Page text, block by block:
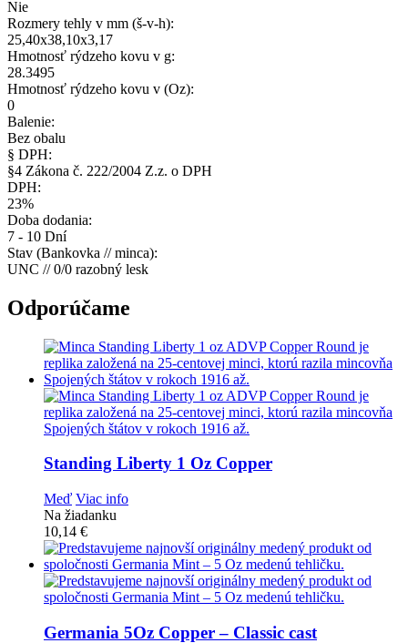
Nie
Rozmery tehly v mm (š-v-h):
25,40x38,10x3,17
Hmotnosť rýdzeho kovu v g:
28.3495
Hmotnosť rýdzeho kovu v (Oz):
0
Balenie:
Bez obalu
§ DPH:
§4 Zákona č. 222/2004 Z.z. o DPH
DPH:
23%
Doba dodania:
7 - 10 Dní
Stav (Bankovka // minca):
UNC // 0/0 razobný lesk
Odporúčame
Standing Liberty 1 Oz Copper
Meď Viac info
Na žiadanku
10,14 €
Germania 5Oz Copper – Classic cast